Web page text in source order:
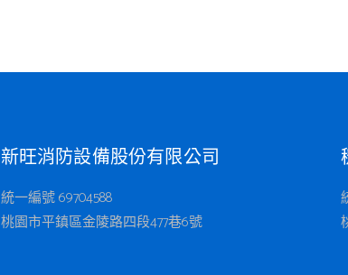
新旺消防設備股份有限公司
統一編號 69704588
桃園市平鎮區金陵路四段477巷6號